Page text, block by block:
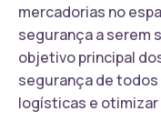
mercadorias no
segurança a serem
objetivo principal
segurança de
logísticas e